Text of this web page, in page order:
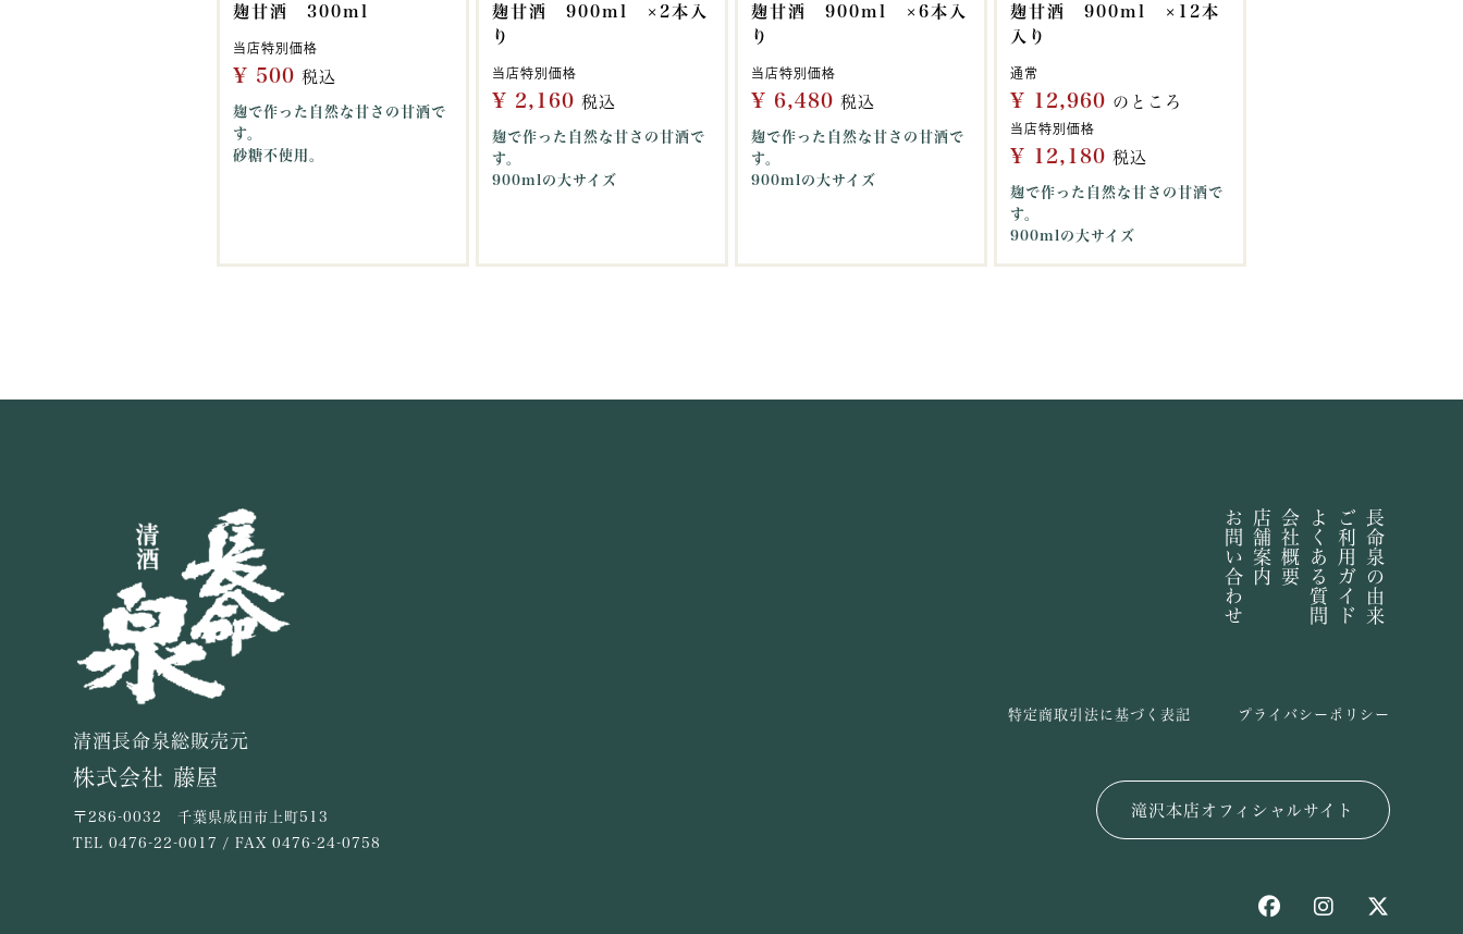
麹甘酒 300ml
当店特別価格
¥ 500 税込
麹で作った自然な甘さの甘酒で
す。
砂糖不使用。
麹甘酒 900ml ×2本入
り
当店特別価格
¥ 2,160 税込
麹で作った自然な甘さの甘酒で
す。
900mlの大サイズ
麹甘酒 900ml ×6本入
り
当店特別価格
¥ 6,480 税込
麹で作った自然な甘さの甘酒で
す。
900mlの大サイズ
麹甘酒 900ml ×12本
入り
通常
¥ 12,960 のところ
当店特別価格
¥ 12,180 税込
麹で作った自然な甘さの甘酒で
す。
900mlの大サイズ
清酒長命泉総販売元
株式会社 藤屋
〒286-0032 千葉県成田市上町513
TEL0476-22-0017 / FAX 0476-24-0758
長命泉の由来
ご利用ガイド
よくある質問
会社概要
店舗案内
お問い合わせ
滝沢本店オフィシャルサイト
特定商取引法に基づく表記 プライバシーポリシー